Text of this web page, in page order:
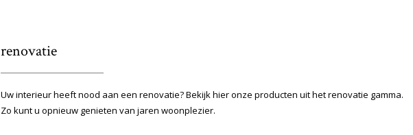
renovatie
Uw interieur heeft nood aan een renovatie? Bekijk hier onze producten uit het renovatie gamma.
Zo kunt u opnieuw genieten van jaren woonplezier.